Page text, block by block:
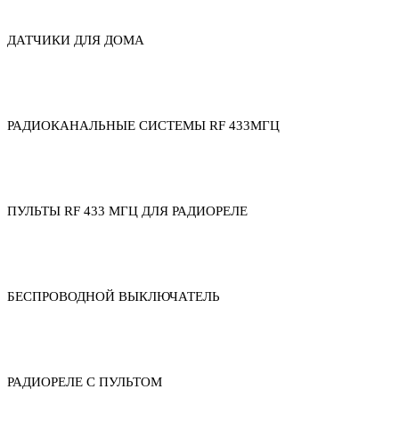
ДАТЧИКИ ДЛЯ ДОМА
РАДИОКАНАЛЬНЫЕ СИСТЕМЫ RF 433МГЦ
ПУЛЬТЫ RF 433 МГЦ ДЛЯ РАДИОРЕЛЕ
БЕСПРОВОДНОЙ ВЫКЛЮЧАТЕЛЬ
РАДИОРЕЛЕ С ПУЛЬТОМ